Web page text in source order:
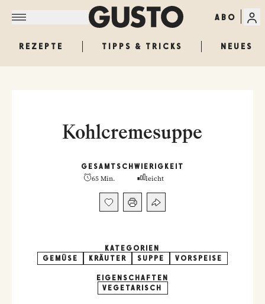
ABO
REZEPTE TIPPS & TRICKS NEUES
Kohlcremesuppe
GESAMT
65 Min.
SCHWIERIGKEIT
leicht
KATEGORIEN
GEMÜSE
KRÄUTER SUPPE VORSPEISE
EIGENSCHAFTEN
VEGETARISCH